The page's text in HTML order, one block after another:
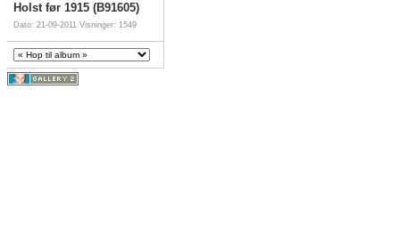
Holst før 1915 (B91605)
Dato: 21-09-2011 Visninger: 1549